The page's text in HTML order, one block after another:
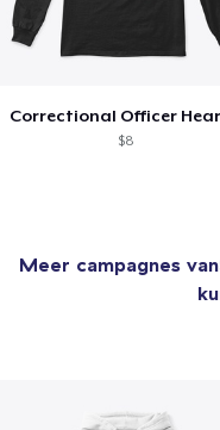
$8
Meer campagnes van